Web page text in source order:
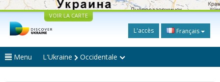
VOIR LA CARTE
L'accès Français
Menu L'Ukraine Occidentale